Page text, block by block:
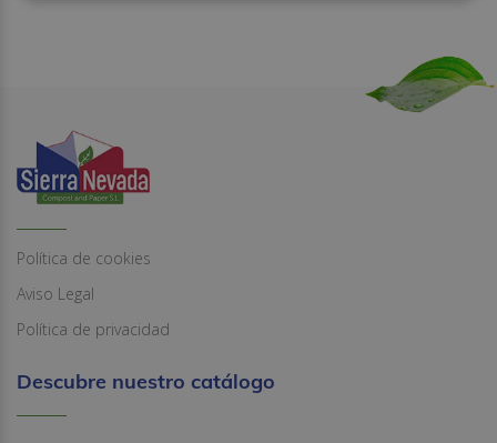
Política de cookies
Aviso Legal
Política de privacidad
Descubre nuestro catálogo